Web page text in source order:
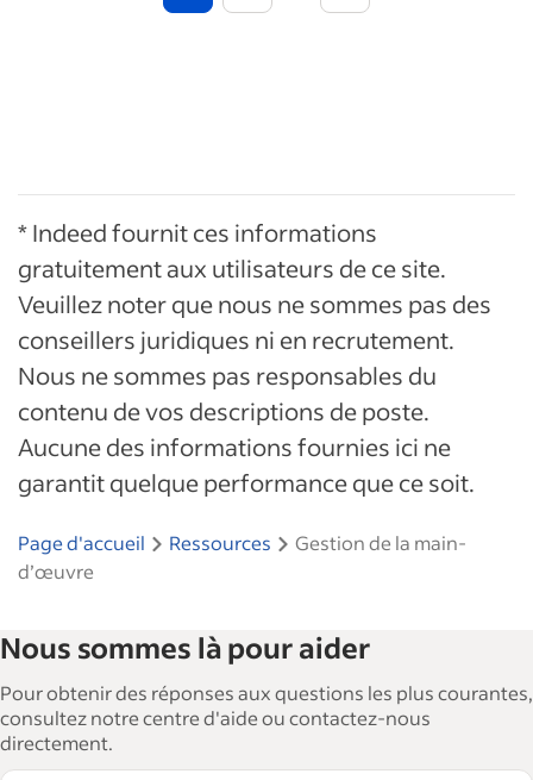
* Indeed fournit ces informations
gratuitement aux utilisateurs de ce site.
Veuillez noter que nous ne sommes pas des
conseillers juridiques ni en recrutement.
Nous ne sommes pas responsables du
contenu de vos descriptions de poste.
Aucune des informations fournies ici ne
garantit quelque performance que ce soit.
Page d'accueil Ressources
Gestion de la main-
d’œuvre
Nous sommes là pour aider
Pour obtenir des réponses aux questions les plus courantes,
consultez notre centre d'aide ou contactez-nous
directement.